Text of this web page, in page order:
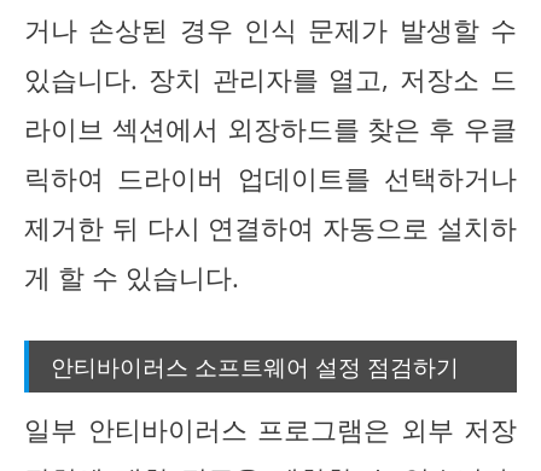
거나 손상된 경우 인식 문제가 발생할 수
있습니다. 장치 관리자를 열고, 저장소 드
라이브 섹션에서 외장하드를 찾은 후 우클
릭하여 드라이버 업데이트를 선택하거나
제거한 뒤 다시 연결하여 자동으로 설치하
게 할 수 있습니다.
안티바이러스 소프트웨어 설정 점검하기
일부 안티바이러스 프로그램은 외부 저장